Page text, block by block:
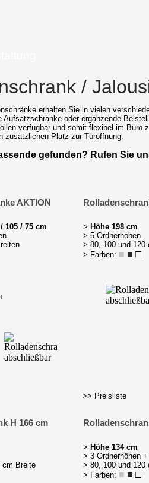
/
erhalten Sie in vielen
Aufsatzschränke oder ergänzende
verfügbar und somit flexibel im
zusätzlichen Platz zur Türöffnung.
gefunden? Rufen Sie
105 / 75 cm
AKTION
> Höhe 198 cm
> 5 Ordnerhöhen
> 80, 100 und 120
> Farben: ■ ■ □
>> Preisliste
cm Breite
H 166 cm
> Höhe 134 cm
> 3 Ordnerhöhen
> 80, 100 und 120
> Farben: ■ ■ □